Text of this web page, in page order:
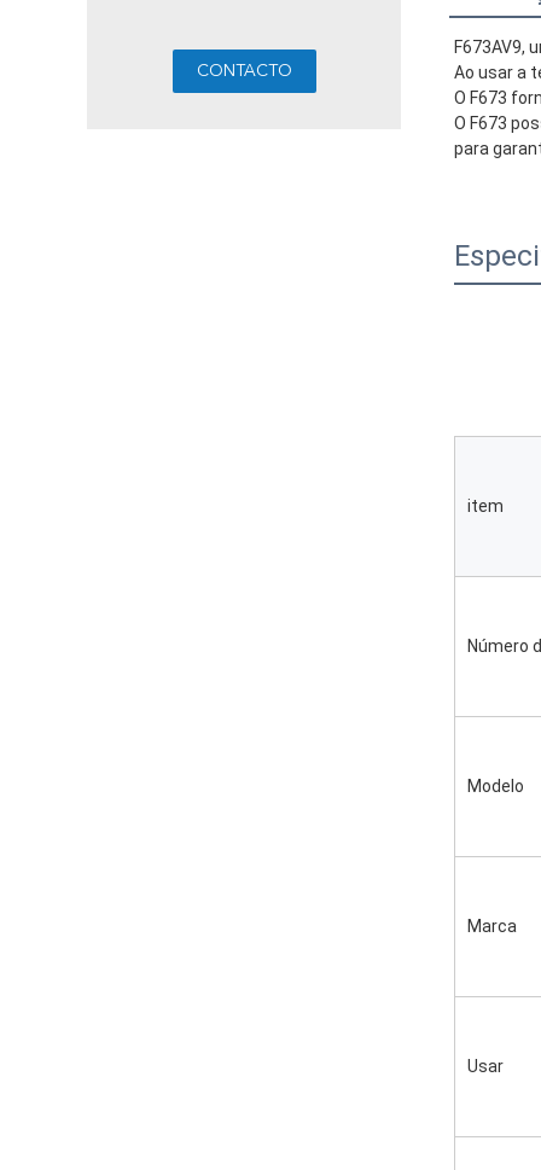
F673AV9,
Ao usar a
O F673
O F673
para
item
Número
Modelo
Marca
Usar